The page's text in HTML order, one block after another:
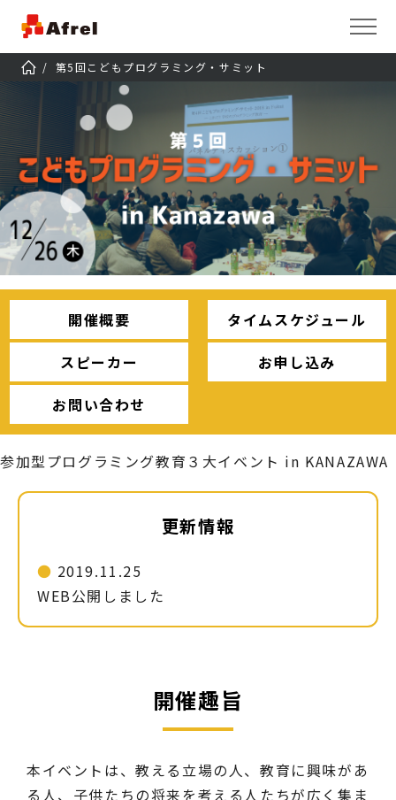
第5回こどもプログラミング・サミット
開催概要
タイムスケジュール
スピーカー
お申し込み
お問い合わせ
参加型プログラミング教育３大イベント in KANAZAWA
更新情報
2019.11.25
WEB公開しました
開催趣旨
本イベントは、教える立場の人、教育に興味があ
る人、子供たちの将来を考える人たちが広く集ま